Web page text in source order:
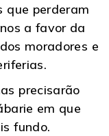
perderam
a favor da
moradores e
precisarão
em que
fundo.